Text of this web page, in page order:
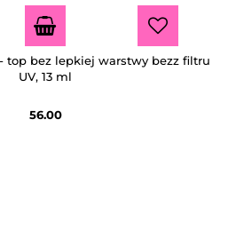
- top bez lepkiej warstwy bezz filtru
UV, 13 ml
56.00